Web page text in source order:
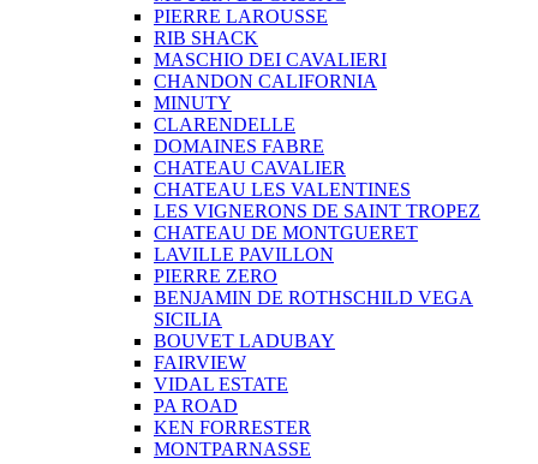
PIERRE LAROUSSE
RIB SHACK
MASCHIO DEI CAVALIERI
CHANDON CALIFORNIA
MINUTY
CLARENDELLE
DOMAINES FABRE
CHATEAU CAVALIER
CHATEAU LES VALENTINES
LES VIGNERONS DE SAINT TROPEZ
CHATEAU DE MONTGUERET
LAVILLE PAVILLON
PIERRE ZERO
BENJAMIN DE ROTHSCHILD VEGA
SICILIA
BOUVET LADUBAY
FAIRVIEW
VIDAL ESTATE
PA ROAD
KEN FORRESTER
MONTPARNASSE